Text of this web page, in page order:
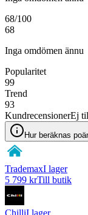
68/100
68
Inga omdömen ännu
Popularitet
99
Trend
93
KundrecensionerEj
Hur beräknas
TrademaxI lager
5 799 krTill butik